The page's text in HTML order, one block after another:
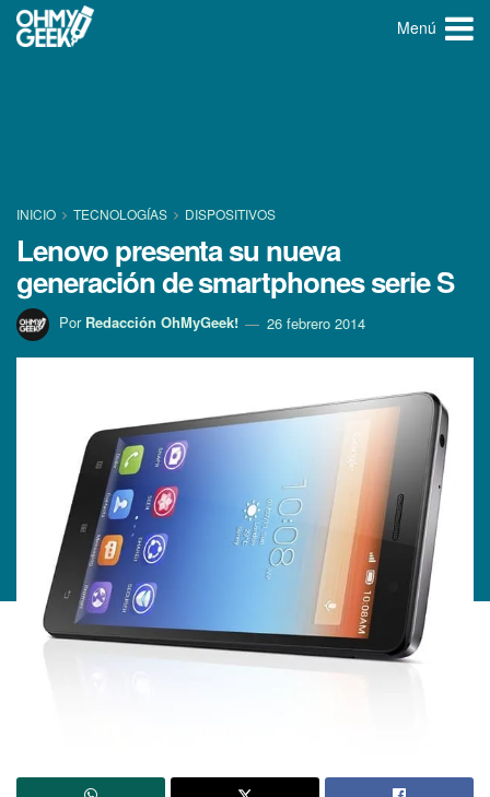
Menú
INICIO TECNOLOGÍ­AS DISPOSITIVOS
Lenovo presenta su nueva
generación de smartphones serie S
Por Redacción OhMyGeek! 26 febrero 2014